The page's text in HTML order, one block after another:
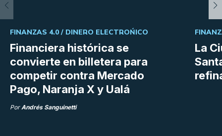
Financiera histórica se
convierte en billetera para
competir contra Mercado
Pago, Naranja X y Ualá
FINANZAS 4.0 / DINERO ELECTROŃICO
Por Andrés Sanguinetti
La